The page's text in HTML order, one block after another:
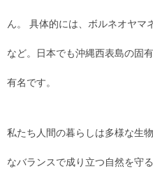
ん。 具体的には、ボルネオヤマ
など。日本でも沖縄西表島の固
有名です。
私たち人間の暮らしは多様な生
なバランスで成り立つ自然を守